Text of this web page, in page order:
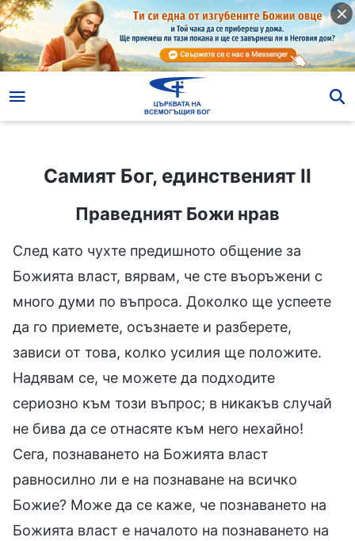
Самият Бог, единственият II
Самият Бог, единственият II
Праведният Божи нрав
След като чухте предишното общение за
Божията власт, вярвам, че сте въоръжени с
много думи по въпроса. Доколко ще успеете
да го приемете, осъзнаете и разберете,
зависи от това, колко усилия ще положите.
Надявам се, че можете да подходите
сериозно към този въпрос; в никакъв случай
не бива да се отнасяте към него нехайно!
Сега, познаването на Божията власт
равносилно ли е на познаване на всичко
Божие? Може да се каже, че познаването на
Божията власт е началото на познаването на